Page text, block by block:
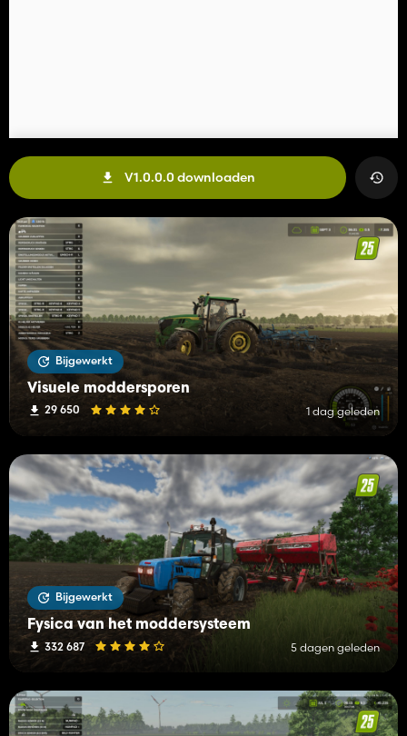
V1.0.0.0 downloaden
Bijgewerkt
Visuele moddersporen
29 650 1 dag geleden
Bijgewerkt
Fysica van het moddersysteem
332 687 5 dagen geleden